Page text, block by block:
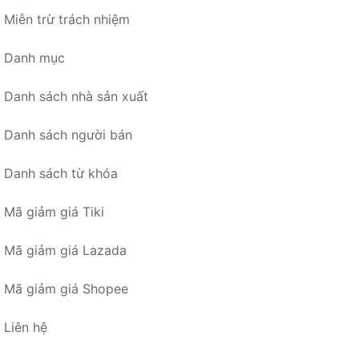
Miễn trừ trách nhiệm
Danh mục
Danh sách nhà sản xuất
Danh sách người bán
Danh sách từ khóa
Mã giảm giá Tiki
Mã giảm giá Lazada
Mã giảm giá Shopee
Liên hệ